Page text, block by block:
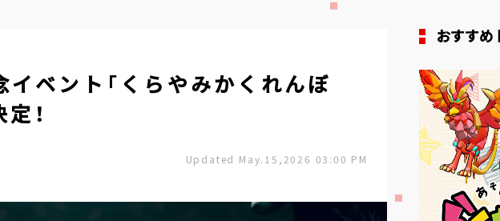
ベント「くらやみかくれんぼ
！
Updated May.15,2026 03:00 PM
おすすめ